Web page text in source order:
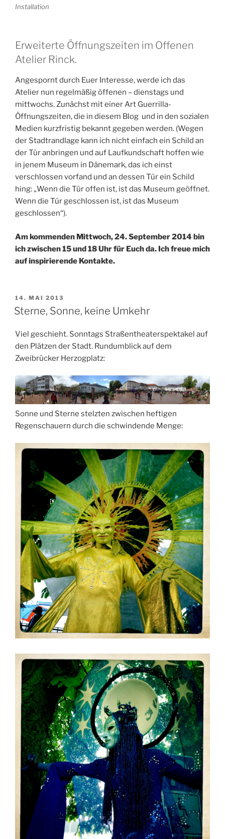
Installation
Erweiterte Öffnungszeiten im Offenen
Atelier Rinck.
Angespornt durch Euer Interesse, werde ich das
Atelier nun regelmäßig öffenen – dienstags und
mittwochs. Zunächst mit einer Art Guerrilla-
Öffnungszeiten, die in diesem Blog und in den sozialen
Medien kurzfristig bekannt gegeben werden. (Wegen
der Stadtrandlage kann ich nicht einfach ein Schild an
der Tür anbringen und auf Laufkundschaft hoffen wie
in jenem Museum in Dänemark, das ich einst
verschlossen vorfand und an dessen Tür ein Schild
hing: „Wenn die Tür offen ist, ist das Museum geöffnet.
Wenn die Tür geschlossen ist, ist das Museum
geschlossen“).
Am kommenden Mittwoch, 24. September 2014 bin
ich zwischen 15 und 18 Uhr für Euch da. Ich freue mich
auf inspirierende Kontakte.
VERÖFFENTLICHT
AM
14. MAI 2013
Sterne, Sonne, keine Umkehr
Viel geschieht. Sonntags Straßentheaterspektakel auf
den Plätzen der Stadt. Rundumblick auf dem
Zweibrücker Herzogplatz:
Sonne und Sterne stelzten zwischen heftigen
Regenschauern durch die schwindende Menge: